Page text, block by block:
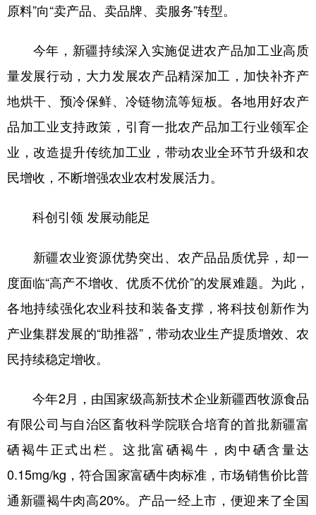
原料”向“卖产品、卖品牌、卖服务”转型。
今年，新疆持续深入实施促进农产品加工业高质
量发展行动，大力发展农产品精深加工，加快补齐产
地烘干、预冷保鲜、冷链物流等短板。各地用好农产
品加工业支持政策，引育一批农产品加工行业领军企
业，改造提升传统加工业，带动农业全环节升级和农
民增收，不断增强农业农村发展活力。
科创引领 发展动能足
新疆农业资源优势突出、农产品品质优异，却一
度面临“高产不增收、优质不优价”的发展难题。为此，
各地持续强化农业科技和装备支撑，将科技创新作为
产业集群发展的“助推器”，带动农业生产提质增效、农
民持续稳定增收。
今年2月，由国家级高新技术企业新疆西牧源食品
有限公司与自治区畜牧科学院联合培育的首批新疆富
硒褐牛正式出栏。这批富硒褐牛，肉中硒含量达
0.15mg/kg，符合国家富硒牛肉标准，市场销售价比普
通新疆褐牛肉高20%。产品一经上市，便迎来了全国